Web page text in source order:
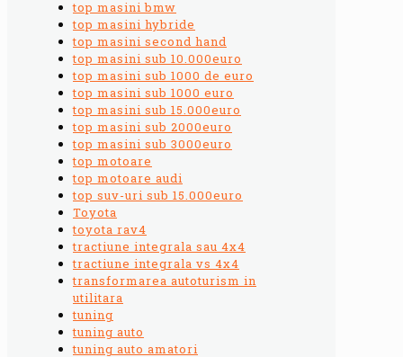
top masini bmw
top masini hybride
top masini second hand
top masini sub 10.000euro
top masini sub 1000 de euro
top masini sub 1000 euro
top masini sub 15.000euro
top masini sub 2000euro
top masini sub 3000euro
top motoare
top motoare audi
top suv-uri sub 15.000euro
Toyota
toyota rav4
tractiune integrala sau 4x4
tractiune integrala vs 4x4
transformarea autoturism in
utilitara
tuning
tuning auto
tuning auto amatori